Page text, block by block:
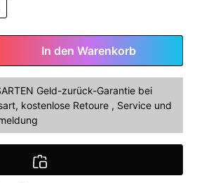
In den Warenkorb
Geld-zurück-Garantie bei
kostenlose Retoure , Service und